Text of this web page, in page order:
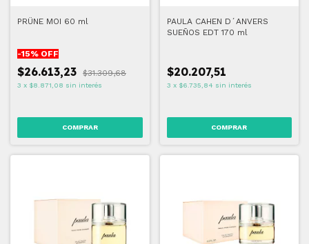
PRÜNE MOI 60 ml
-15% OFF
$26.613,23 $31.309,68
3 x $8.871,08 sin interés
PAULA CAHEN D´ANVERS
SUEÑOS EDT 170 ml
$20.207,51
3 x $6.735,84 sin interés